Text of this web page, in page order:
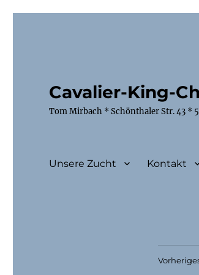
Cavalier-King-
Tom Mirbach * Schönthaler Str. 43 *
Unsere Zucht Kontakt